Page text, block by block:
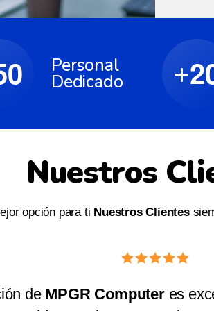
0 Personal
Dedicado +2
Nuestros
opción para ti Nuestros Clientes
plazos y trabajo rápido.